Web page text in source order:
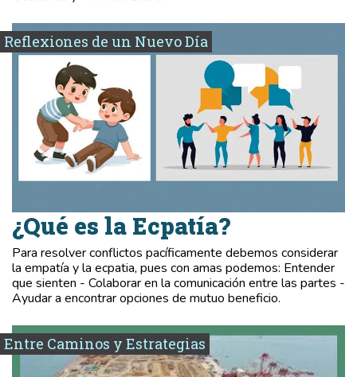
Reflexiones de un Nuevo Día
¿Qué es la Ecpatía?
Para resolver conflictos pacíficamente debemos considerar
la empatía y la ecpatia, pues con amas podemos: Entender
que sienten - Colaborar en la comunicación entre las partes -
Ayudar a encontrar opciones de mutuo beneficio.
Entre Caminos y Estrategias